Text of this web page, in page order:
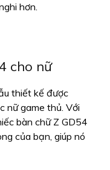
hơn.
cho nữ
thiết kế được
nữ game thủ. Với
bàn chữ Z GD54
của bạn, giúp nó